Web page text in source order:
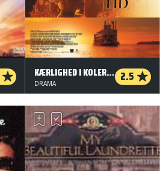
KÆRLIGHED I KOLERAENS TID 2.5
DRAMA